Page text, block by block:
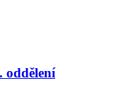
oddělení